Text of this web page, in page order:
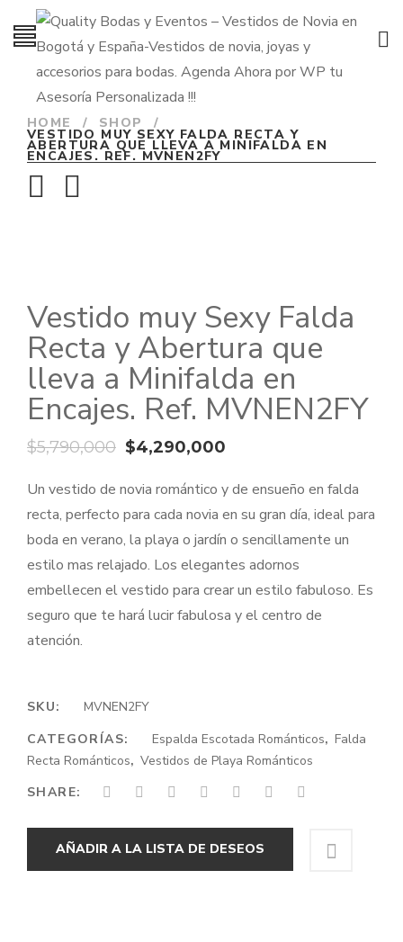
HOME / SHOP /
VESTIDO MUY SEXY FALDA RECTA Y
ABERTURA QUE LLEVA A MINIFALDA EN
ENCAJES. REF. MVNEN2FY
Vestido muy Sexy Falda
Recta y Abertura que
lleva a Minifalda en
Encajes. Ref. MVNEN2FY
$5,790,000 El
era:
$5,790,000.
$4,290,000
$4,290,000.
Un vestido de novia romántico y de ensueño en falda
recta, perfecto para cada novia en su gran día, ideal para
boda en verano, la playa o jardín o sencillamente un
estilo mas relajado. Los elegantes adornos
embellecen el vestido para crear un estilo fabuloso. Es
seguro que te hará lucir fabulosa y el centro de
atención.
SKU:
MVNEN2FY
CATEGORÍAS:
Espalda Escotada Románticos, Falda
Recta Románticos, Vestidos de Playa Románticos
SHARE:
AÑADIR A LA LISTA DE DESEOS